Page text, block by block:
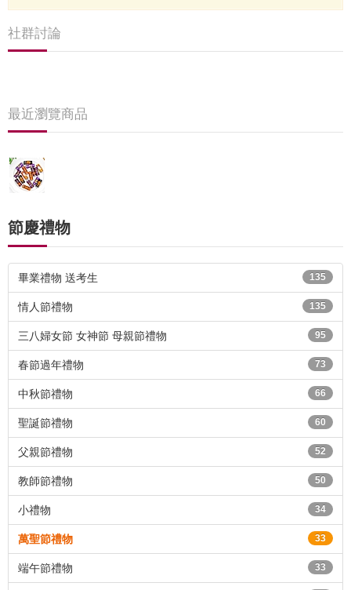
社群討論
最近瀏覽商品
節慶禮物
畢業禮物 送考生 135
情人節禮物 135
三八婦女節 女神節 母親節禮物 95
春節過年禮物 73
中秋節禮物 66
聖誕節禮物 60
父親節禮物 52
教師節禮物 50
小禮物 34
萬聖節禮物 33
端午節禮物 33